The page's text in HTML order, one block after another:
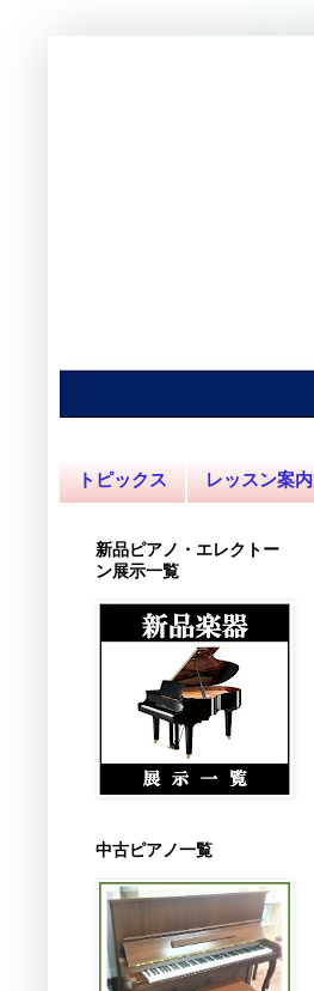
トピックス レッスン案内
新品ピアノ・エレクトー
ン展示一覧
中古ピアノ一覧